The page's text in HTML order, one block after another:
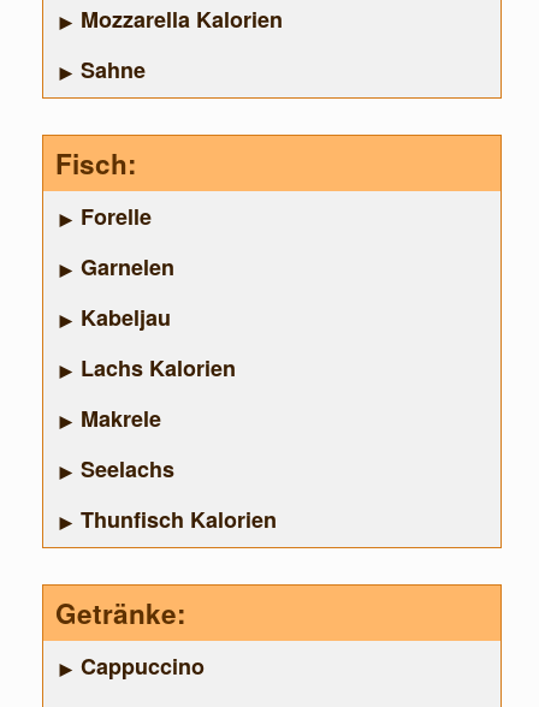
Mozzarella Kalorien
Sahne
Fisch:
Forelle
Garnelen
Kabeljau
Lachs Kalorien
Makrele
Seelachs
Thunfisch Kalorien
Getränke:
Cappuccino